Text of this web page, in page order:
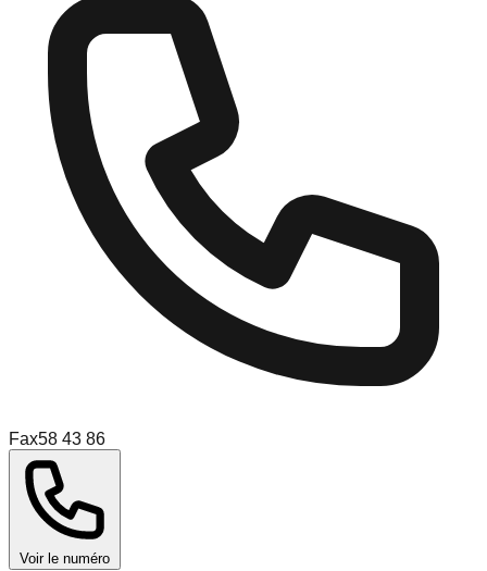
Fax58 43 86
Voir le numéro